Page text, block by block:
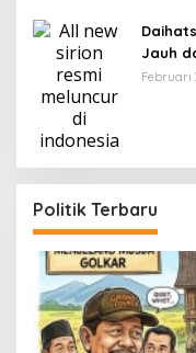
Jauh
Februari
Politik Terbaru